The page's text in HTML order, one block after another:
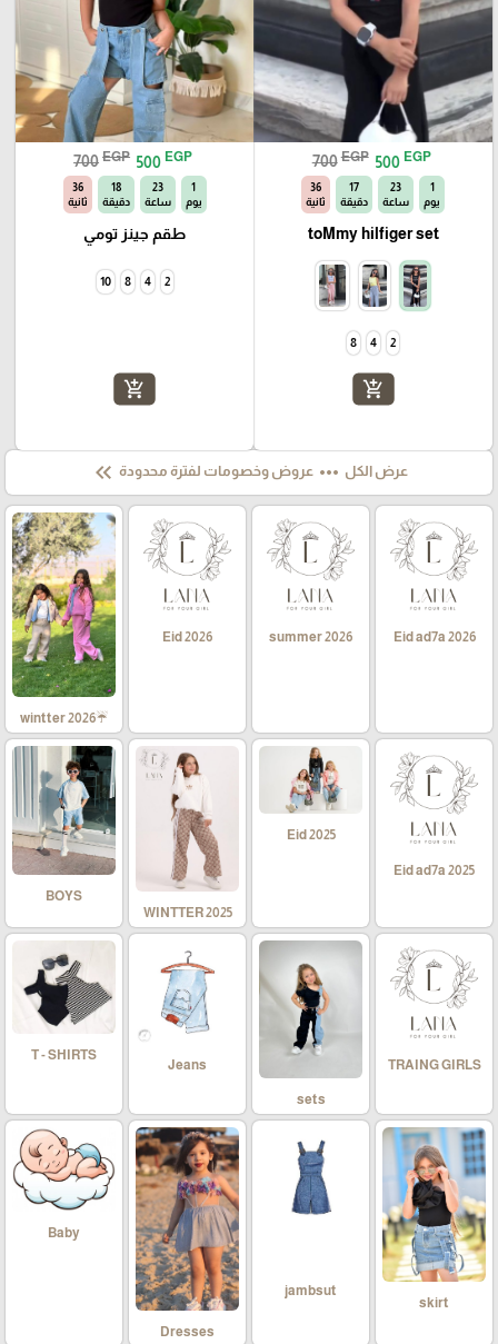
700 EGP 500 EGP
1
يوم
23
ساعة
17
دقيقة
34
ثانية
toMmy hilfiger set
2
4
8
add_shopping_cart
700 EGP 500 EGP
1
يوم
23
ساعة
18
دقيقة
34
ثانية
طقم جينز تومي
2
4
8
10
add_shopping_cart
عرض الكل more_horiz عروض وخصومات لفترة محدودة keyboard_double_arrow_left
Eid ad7a 2026
summer 2026
Eid 2026
☔wintter 2026
Eid ad7a 2025
Eid 2025
WINTTER 2025
BOYS
TRAING GIRLS
sets
Jeans
T - SHIRTS
skirt
jambsut
Dresses
Baby